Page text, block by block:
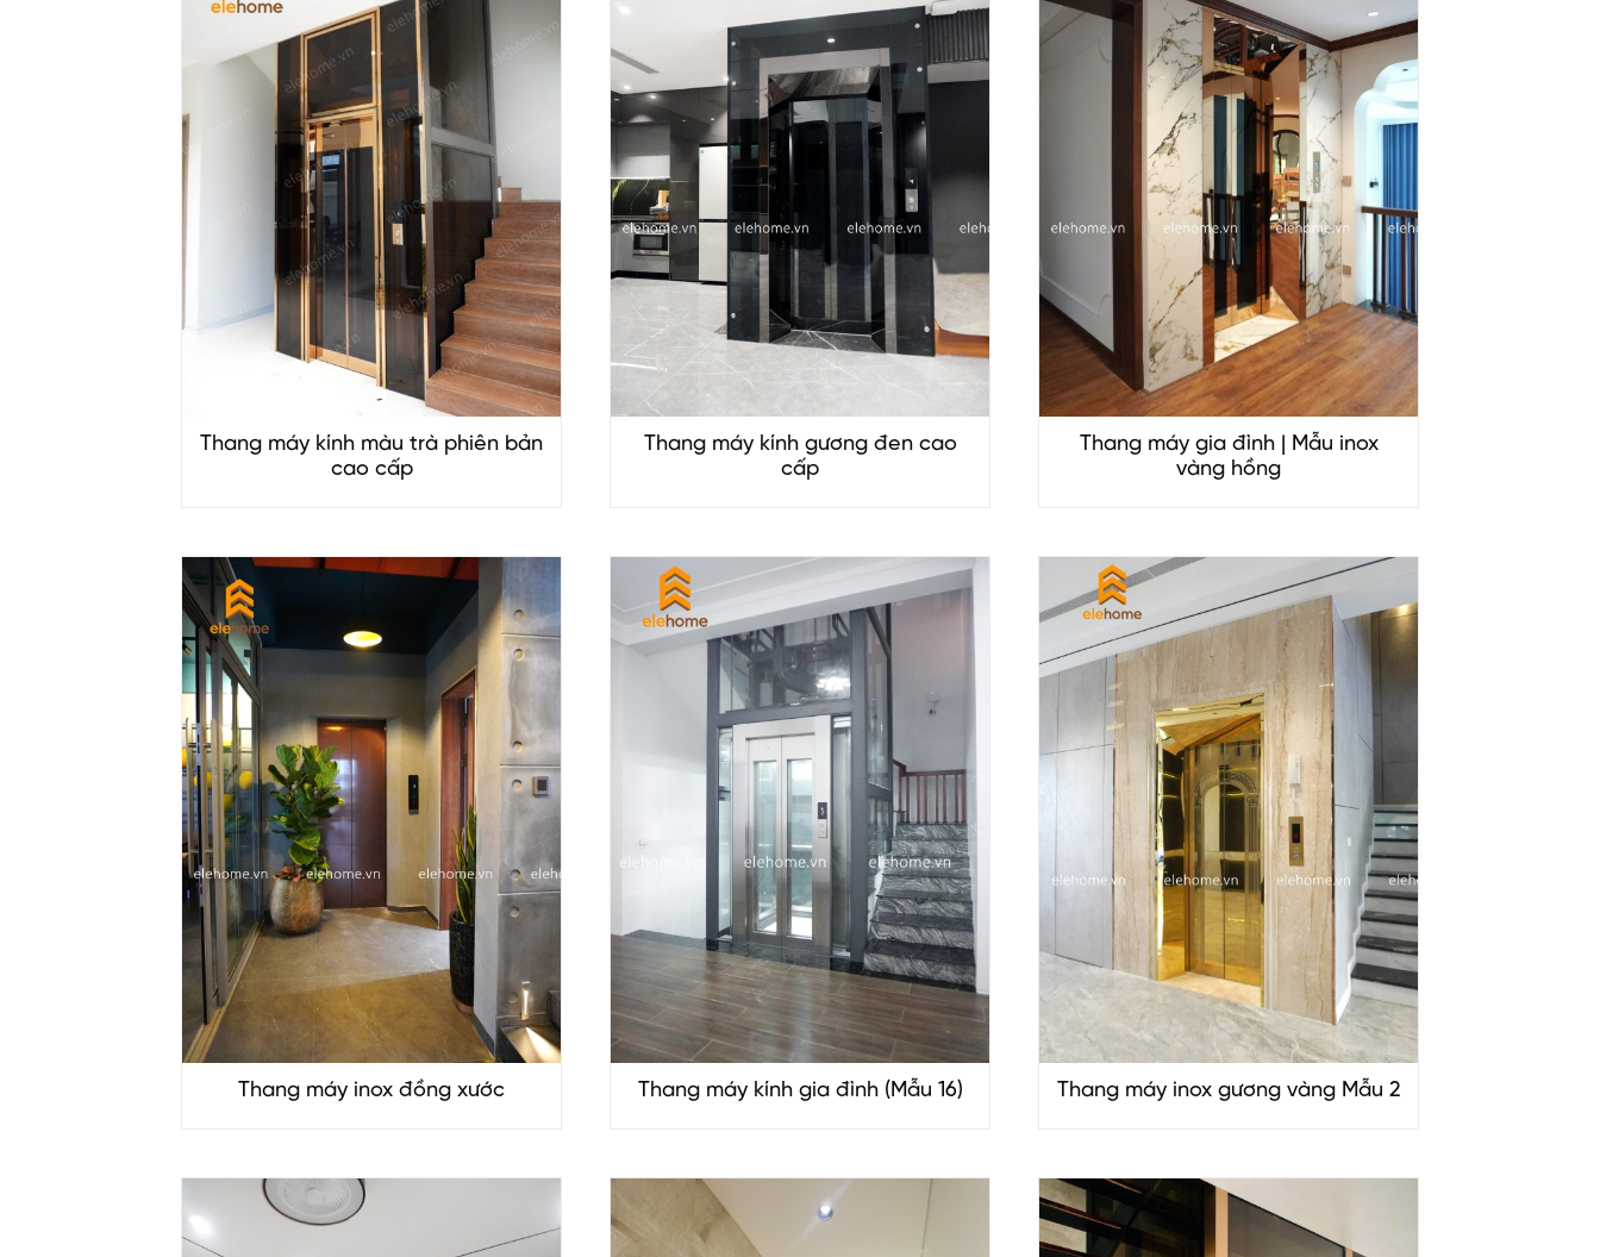
Thang máy kính màu trà phiên bản
cao cấp
Thang máy kính gương đen cao
cấp
Thang máy gia đình | Mẫu inox
vàng hồng
Thang máy inox đồng xước Thang máy kính gia đình (Mẫu 16) Thang máy inox gương vàng Mẫu 2